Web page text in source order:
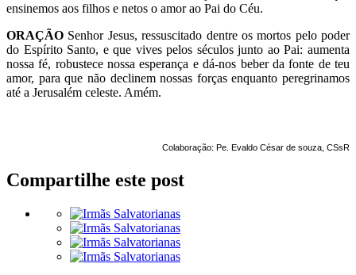
ensinemos aos filhos e netos o amor ao Pai do Céu.
ORAÇÃO Senhor Jesus, ressuscitado dentre os mortos pelo poder
do Espírito Santo, e que vives pelos séculos junto ao Pai: aumenta
nossa fé, robustece nossa esperança e dá-nos beber da fonte de teu
amor, para que não declinem nossas forças enquanto peregrinamos
até a Jerusalém celeste. Amém.
Colaboração: Pe. Evaldo César de souza, CSsR
Compartilhe este post